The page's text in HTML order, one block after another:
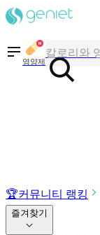
영양제
칼로리와
혈당 · 다
🏆커뮤니티 랭킹
즐겨찾기